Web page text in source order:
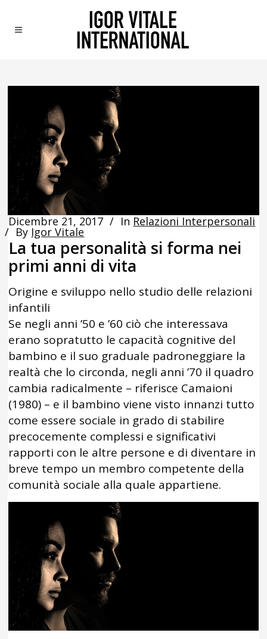
Dicembre 21, 2017 In Relazioni Interpersonali
By Igor Vitale
La tua personalità si forma nei
primi anni di vita
Origine e sviluppo nello studio delle relazioni
infantili
Se negli anni ’50 e ’60 ciò che interessava
erano sopratutto le capacità cognitive del
bambino e il suo graduale padroneggiare la
realtà che lo circonda, negli anni ’70 il quadro
cambia radicalmente – riferisce Camaioni
(1980) – e il bambino viene visto innanzi tutto
come essere sociale in grado di stabilire
precocemente complessi e significativi
rapporti con le altre persone e di diventare in
breve tempo un membro competente della
comunità sociale alla quale appartiene.